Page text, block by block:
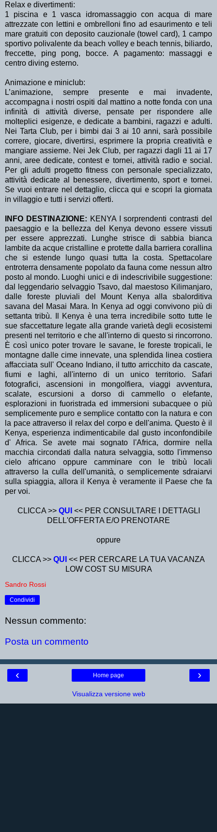
Relax e divertimenti:
1 piscina e 1 vasca idromassaggio con acqua di mare
attrezzate con lettini e ombrelloni fino ad esaurimento e teli
mare gratuiti con deposito cauzionale (towel card), 1 campo
sportivo polivalente da beach volley e beach tennis, biliardo,
freccette, ping pong, bocce. A pagamento: massaggi e
centro diving esterno.
Animazione e miniclub:
L’animazione, sempre presente e mai invadente,
accompagna i nostri ospiti dal mattino a notte fonda con una
infinità di attività diverse, pensate per rispondere alle
molteplici esigenze, e dedicate a bambini, ragazzi e adulti.
Nei Tarta Club, per i bimbi dai 3 ai 10 anni, sarà possibile
correre, giocare, divertirsi, esprimere la propria creatività e
mangiare assieme. Nei Jek Club, per ragazzi dagli 11 ai 17
anni, aree dedicate, contest e tornei, attività radio e social.
Per gli adulti progetto fitness con personale specializzato,
attività dedicate al benessere, divertimento, sport e tornei.
Se vuoi entrare nel dettaglio, clicca qui e scopri la giornata
in villaggio e tutti i servizi offerti.
INFO DESTINAZIONE: KENYA I sorprendenti contrasti del
paesaggio e la bellezza del Kenya devono essere vissuti
per essere apprezzati. Lunghe strisce di sabbia bianca
lambite da acque cristalline e protette dalla barriera corallina
che si estende lungo quasi tutta la costa. Spettacolare
entroterra densamente popolato da fauna come nessun altro
posto al mondo. Luoghi unici e di indescrivibile suggestione:
dal leggendario selvaggio Tsavo, dal maestoso Kilimanjaro,
dalle foreste pluviali del Mount Kenya alla sbalorditiva
savana del Masai Mara. In Kenya ad oggi convivono più di
settanta tribù. Il Kenya è una terra incredibile sotto tutte le
sue sfaccettature legate alla grande varietà degli ecosistemi
presenti nel territorio e che all'interno di questo si rincorrono.
È così unico poter trovare le savane, le foreste tropicali, le
montagne dalle cime innevate, una splendida linea costiera
affacciata sull' Oceano Indiano, il tutto arricchito da cascate,
fiumi e laghi, all'interno di un unico territorio. Safari
fotografici, ascensioni in mongolfiera, viaggi avventura,
scalate, escursioni a dorso di cammello o elefante,
esplorazioni in fuoristrada ed immersioni subacquee o più
semplicemente puro e semplice contatto con la natura e con
la pace attraverso il relax del corpo e dell'anima. Questo è il
Kenya, esperienza indimenticabile dal gusto inconfondibile
d' Africa. Se avete mai sognato l'Africa, dormire nella
macchia circondati dalla natura selvaggia, sotto l'immenso
cielo africano oppure camminare con le tribù locali
attraverso la culla dell'umanità, o semplicemente sdraiarvi
sulla spiaggia, allora il Kenya è veramente il Paese che fa
per voi.
CLICCA >> QUI << PER CONSULTARE I DETTAGLI
DELL'OFFERTA E/O PRENOTARE
oppure
CLICCA >> QUI << PER CERCARE LA TUA VACANZA
LOW COST SU MISURA
Sandro Rossi
Condividi
Nessun commento:
Posta un commento
‹ ›
Home page
Visualizza versione web